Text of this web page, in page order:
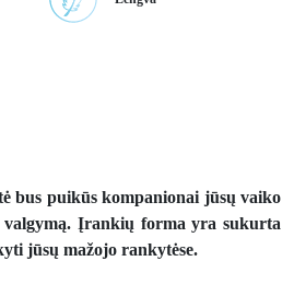
bus puikūs kompanionai jūsų vaiko
valgymą. Įrankių forma yra sukurta
jūsų mažojo rankytėse.